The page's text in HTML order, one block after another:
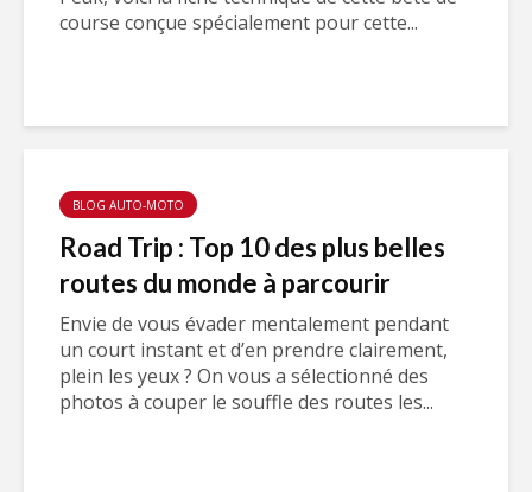
course conçue spécialement pour cette...
BLOG AUTO-MOTO
Road Trip : Top 10 des plus belles
routes du monde à parcourir
Envie de vous évader mentalement pendant
un court instant et d’en prendre clairement,
plein les yeux ? On vous a sélectionné des
photos à couper le souffle des routes les...